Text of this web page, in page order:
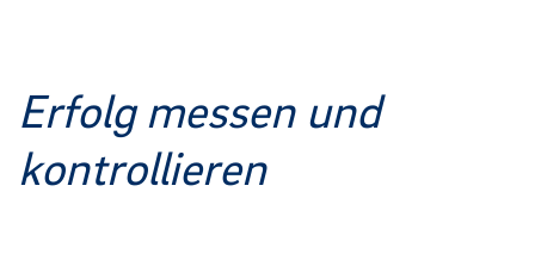
Erfolg messen und
kontrollieren